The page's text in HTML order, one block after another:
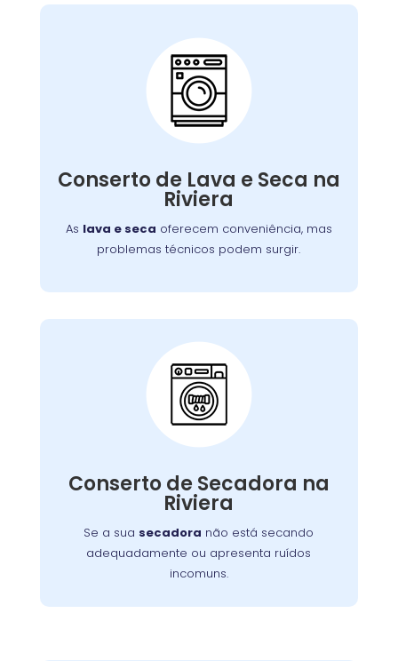
Conserto de Lava e Seca na
Riviera
As lava e seca oferecem conveniência, mas
problemas técnicos podem surgir.
Conserto de Lava e
Seca:
Nossa equipe está preparada para resolver
tenha roupas limpas e secas sem
complicações.
Conserto de Secadora na
Riviera
Se a sua secadora não está secando
adequadamente ou apresenta ruídos
incomuns.
Conserto de Secadora:
e corrigir o problema, garantindo o
funcionamento eficiente do aparelho.